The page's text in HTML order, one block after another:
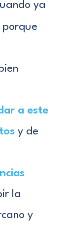
ya
porque
a este
y de
la
y